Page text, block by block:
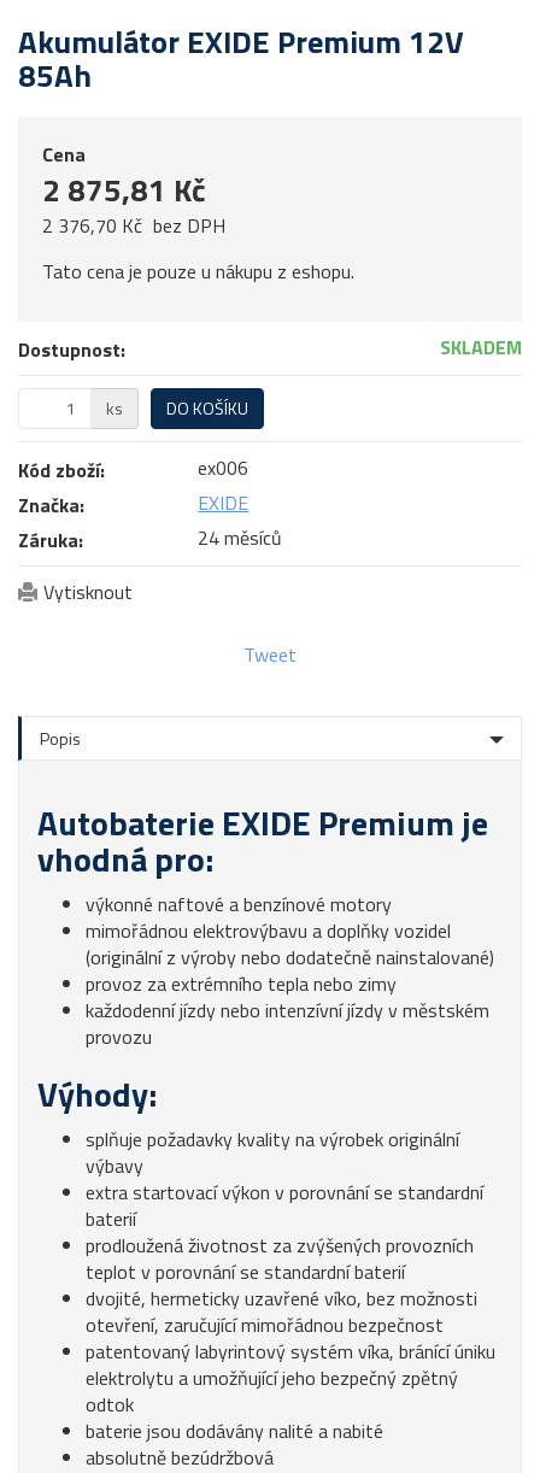
Akumulátor EXIDE Premium 12V
85Ah
Cena
2 875,81 Kč
2 376,70 Kč bez DPH
Tato cena je pouze u nákupu z eshopu.
Dostupnost: SKLADEM
ks DO KOŠÍKU
Kód zboží:
ex006
Značka:
EXIDE
Záruka:
24 měsíců
Vytisknout
Tweet
Popis
Autobaterie EXIDE Premium je
vhodná pro:
výkonné naftové a benzínové motory
mimořádnou elektrovýbavu a doplňky vozidel
(originální z výroby nebo dodatečně nainstalované)
provoz za extrémního tepla nebo zimy
každodenní jízdy nebo intenzívní jízdy v městském
provozu
Výhody:
splňuje požadavky kvality na výrobek originální
výbavy
extra startovací výkon v porovnání se standardní
baterií
prodloužená životnost za zvýšených provozních
teplot v porovnání se standardní baterií
dvojité, hermeticky uzavřené víko, bez možnosti
otevření, zaručující mimořádnou bezpečnost
patentovaný labyrintový systém víka, bránící úniku
elektrolytu a umožňující jeho bezpečný zpětný
odtok
baterie jsou dodávány nalité a nabité
absolutně bezúdržbová